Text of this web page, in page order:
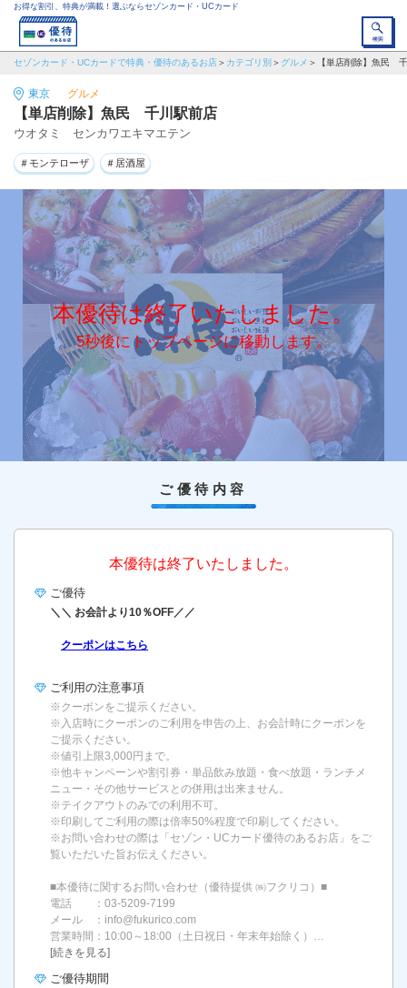
お得な割引、特典が満載！選ぶならセゾンカード・UCカード
セゾンカード・UCカードで特典・優待のあるお店 カテゴリ別 グルメ 【単店削除】魚民
東京 グルメ
【単店削除】魚民 千川駅前店
ウオタミ センカワエキマエテン
＃モンテローザ ＃居酒屋
本優待は終了いたしました。
5秒後にトップページに移動します。
ご優待内容
本優待は終了いたしました。
ご優待
＼＼ お会計より10％OFF／／
クーポンはこちら
ご利用の注意事項
※クーポンをご提示ください。
※入店時にクーポンのご利用を申告の上、お会計時にクーポンを
ご提示ください。
※値引上限3,000円まで。
※他キャンペーンや割引券・単品飲み放題・食べ放題・ランチメ
ニュー・その他サービスとの併用は出来ません。
※テイクアウトのみでの利用不可。
※印刷してご利用の際は倍率50%程度で印刷してください。
※お問い合わせの際は「セゾン・UCカード優待のあるお店」をご
覧いただいた旨お伝えください。
■本優待に関するお問い合わせ（優待提供 ㈱フクリコ）■
電話 ：03-5209-7199
メール ：info@fukurico.com
営業時間：10:00～18:00（土日祝日・年末年始除く）…
[続きを見る]
ご優待期間